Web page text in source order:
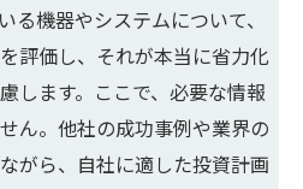
る機器やシステムについて、
評価し、それが本当に省力化
します。ここで、必要な情報
ん。他社の成功事例や業界の
がら、自社に適した投資計画